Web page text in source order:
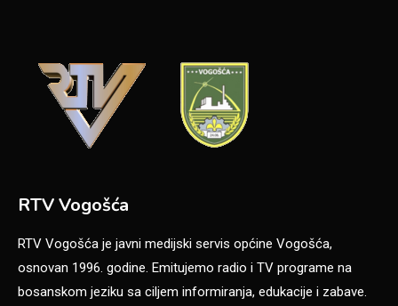
RTV Vogošća
RTV Vogošća je javni medijski servis općine Vogošća,
osnovan 1996. godine. Emitujemo radio i TV programe na
bosanskom jeziku sa ciljem informiranja, edukacije i zabave.